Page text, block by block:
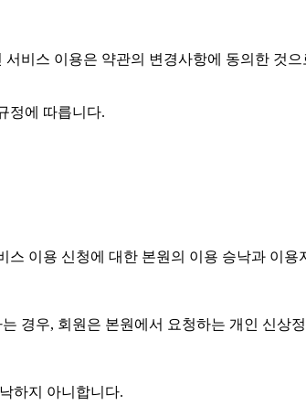
비스 이용은 약관의 변경사항에 동의한 것
정에 따릅니다.
이용 신청에 대한 본원의 이용 승낙과 이
경우, 회원은 본원에서 요청하는 개인 신상
하지 아니합니다.